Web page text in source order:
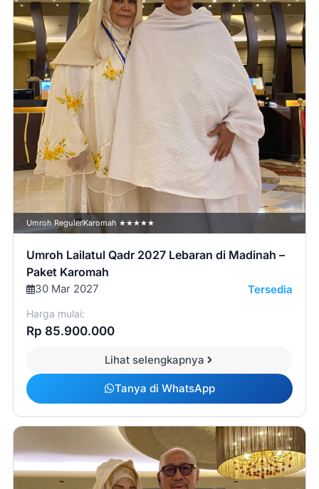
Umroh RegulerKaromah ★★★★★
Umroh Lailatul Qadr 2027 Lebaran di Madinah –
Paket Karomah
30 Mar 2027 Tersedia
Harga mulai:
Rp 85.900.000
Lihat selengkapnya
Tanya di WhatsApp